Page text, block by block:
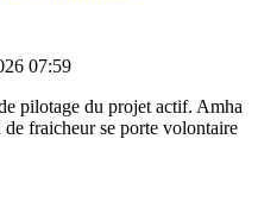
07:59
pilotage du projet actif. Amha
fraicheur se porte volontaire